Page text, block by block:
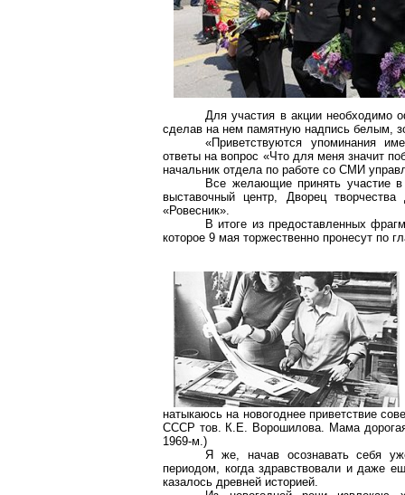
Для участия в акции необходимо
сделав на нем памятную надпись белым,
«Приветствуются упоминания
ответы на вопрос «Что для меня значит
начальник отдела по работе со СМИ
Все желающие принять участие
выставочный центр, Дворец
«Ровесник».
В итоге из предоставленных
которое 9 мая торжественно пронесут по
натыкаюсь на новогоднее приветствие
СССР тов. К.Е. Ворошилова. Мама
1969-м.)
Я же, начав осознавать себя
периодом, когда здравствовали и даже
казалось древней историей.